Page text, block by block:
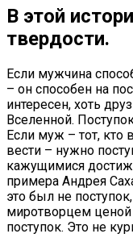
В этой
твердости.
Если мужчина
– он способен на
интересен, хоть
Вселенной.
Если муж – тот, кто
вести – нужно
кажущимися
примера Андрея
это был не
миротворцем ценой
поступок. Это не